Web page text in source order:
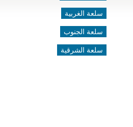
سلعة الغربية
سلعة الجنوب
سلعة الشرقية